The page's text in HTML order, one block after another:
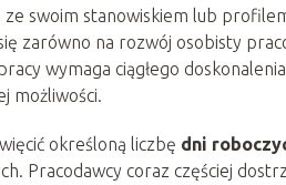
swoim stanowiskiem lub
zarówno na rozwój osobisty
wymaga ciągłego
możliwości.
określoną liczbę dni
Pracodawcy coraz częściej